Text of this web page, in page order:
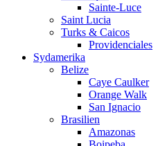
Sainte-Luce
Saint Lucia
Turks & Caicos
Providenciales
Sydamerika
Belize
Caye Caulker
Orange Walk
San Ignacio
Brasilien
Amazonas